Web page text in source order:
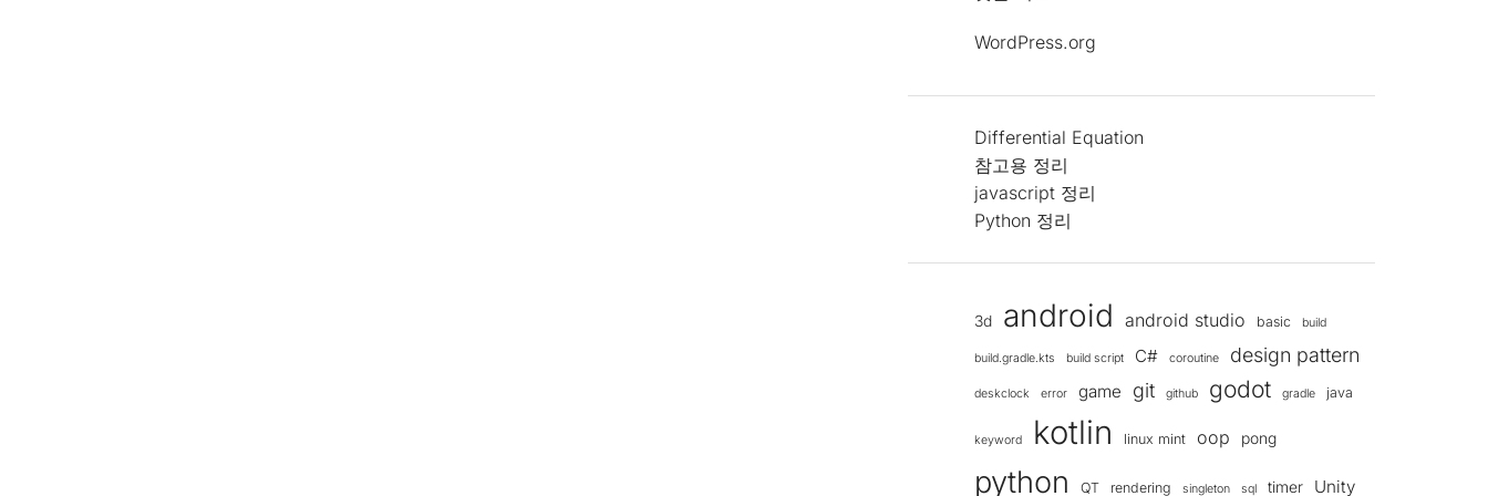
WordPress.org
Differential Equation
참고용 정리
javascript 정리
Python 정리
3d android android studio basic build
build.gradle.kts build script C# coroutine design pattern
deskclock error game git github godot gradle java
keyword kotlin linux mint oop pong
python QT rendering singleton sql timer Unity